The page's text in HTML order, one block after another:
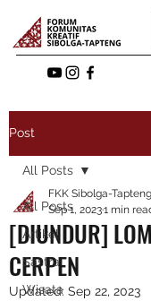
Post
All Posts
Artikel
Sastra
Wisata
All Posts
[DIUNDUR]
CERPEN
FKK Sibolga-Tapteng
Sep 1, 20231 min
Updated: Sep 22, 2023